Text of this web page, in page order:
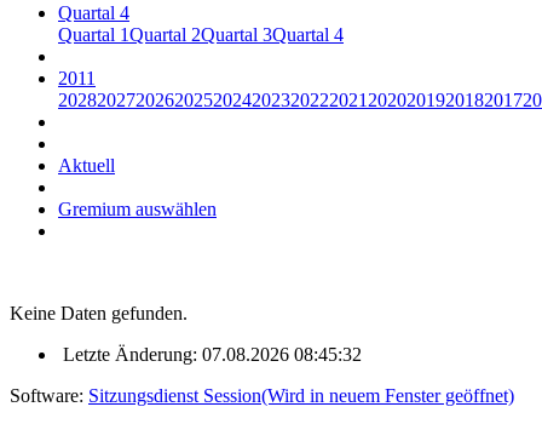
Quartal 4
Quartal 1Quartal 2Quartal 3Quartal 4
2011
20282027202620252024202320222021 2020201920182017
Aktuell
Gremium auswählen
Keine Daten gefunden.
Letzte Änderung: 07.08.2026 08:45:32
Software: Sitzungsdienst Session(Wird in neuem Fenster geöffnet)